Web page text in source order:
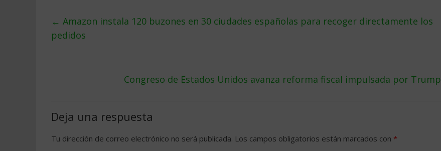
← Amazon instala 120 buzones en 30 ciudades españolas para recoger directamente los
pedidos
Congreso de Estados Unidos avanza reforma fiscal impulsada por Trump
Deja una respuesta
Tu dirección de correo electrónico no será publicada. Los campos obligatorios están marcados con *